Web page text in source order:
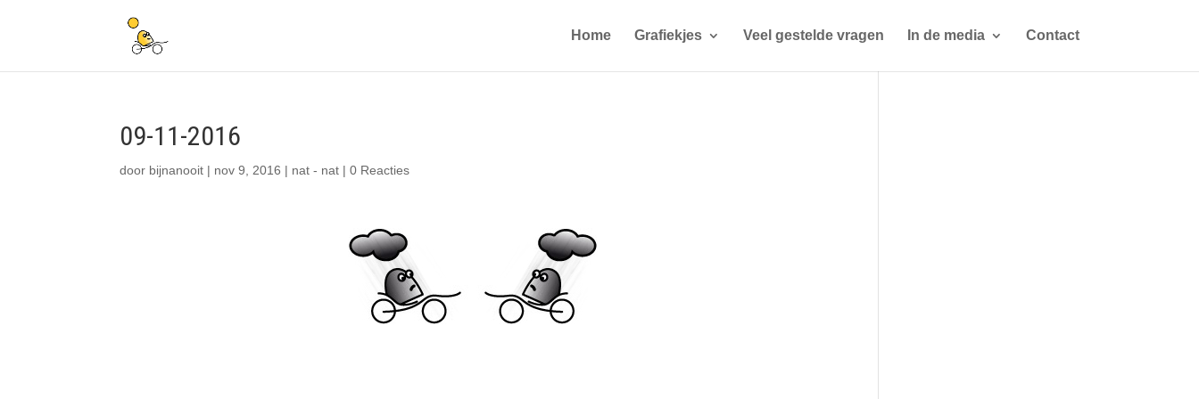
Home Grafiekjes Veel gestelde vragen In de media Contact
09-11-2016
door bijnanooit | nov 9, 2016 | nat - nat |0 Reacties